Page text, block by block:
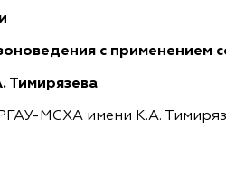
с применением
Тимирязева
МСХА имени К.А.